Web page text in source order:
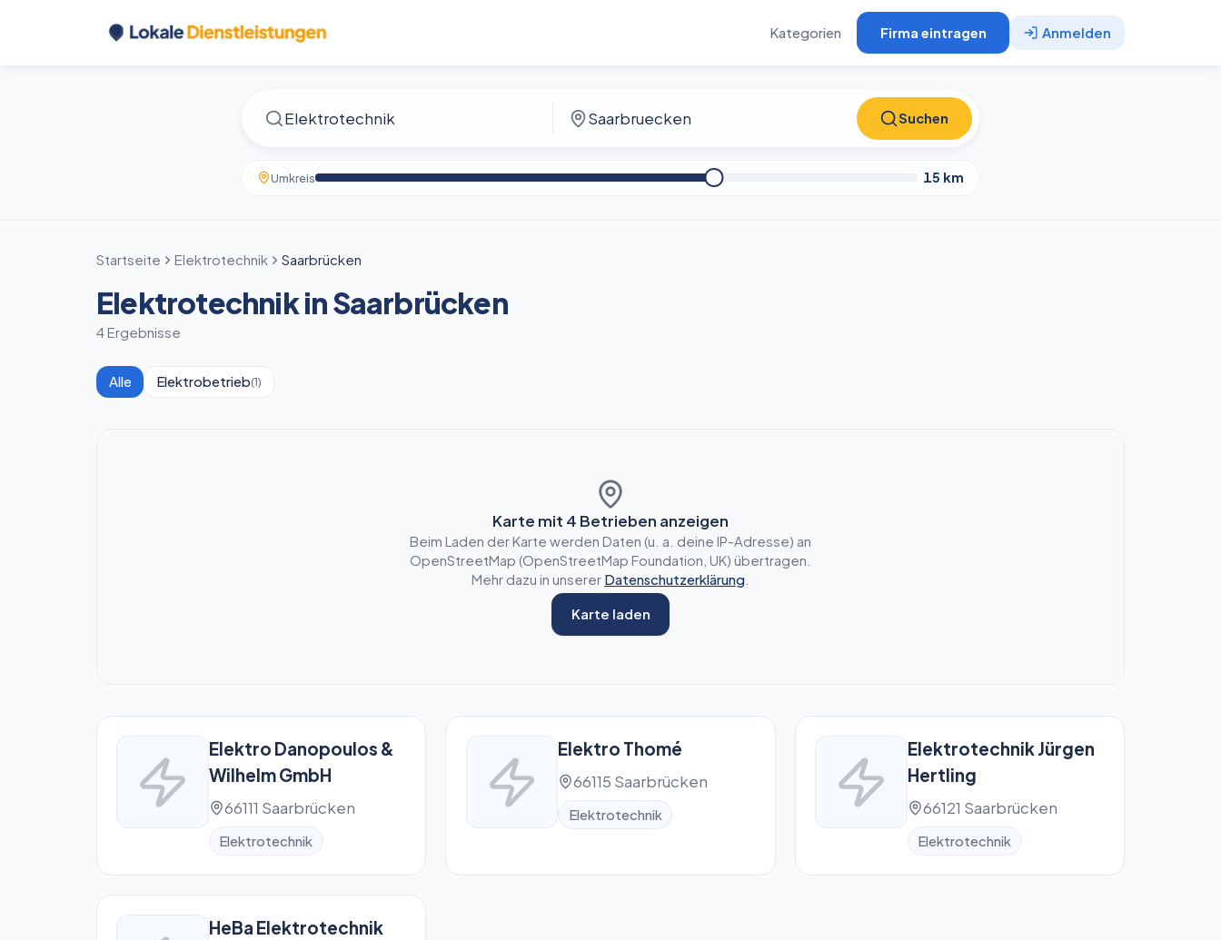
Kategorien Firma eintragen Anmelden
Suchen
Umkreis 15 km
Startseite Elektrotechnik Saarbrücken
Elektrotechnik in Saarbrücken
4 Ergebnisse
Alle Elektrobetrieb(1)
Karte mit 4 Betrieben anzeigen
Beim Laden der Karte werden Daten (u. a. deine IP-Adresse) an
OpenStreetMap (OpenStreetMap Foundation, UK) übertragen.
Mehr dazu in unserer Datenschutzerklärung
Karte laden
Elektro Danopoulos &
Wilhelm GmbH
66111 Saarbrücken
Elektrotechnik
Elektro Thomé
66115 Saarbrücken
Elektrotechnik
Elektrotechnik Jürgen
Hertling
66121 Saarbrücken
Elektrotechnik
HeBa Elektrotechnik